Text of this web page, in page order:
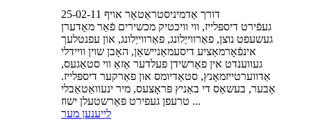
דורך אַדמיניסטראַטאָר אויף 25-02-11
געפֿירט דיספּלייז, ווי וויכטיק מכשירים פֿאַר מאָדערן
געשעפט נוצן, פאַרווייַלונג, פאַרווייַלונג, און עפנטלעך
אינפֿאָרמאַציע דיסעמאַניישאַן, האָבן שוין וויידלי
געווענדט אין פאַרשידן פעלדער אַזאַ ווי סטאַגעס,
אַדווערטייזמאַנץ, סטאַדיומס און פאַרקער דיספּלייז.
אָבער, בעשאַס די באַניץ פּראָצעס, מיר ינעוואַטאַבלי
טרעפן געפירט פאַרשטעלן ישוז ...
לייענען מער